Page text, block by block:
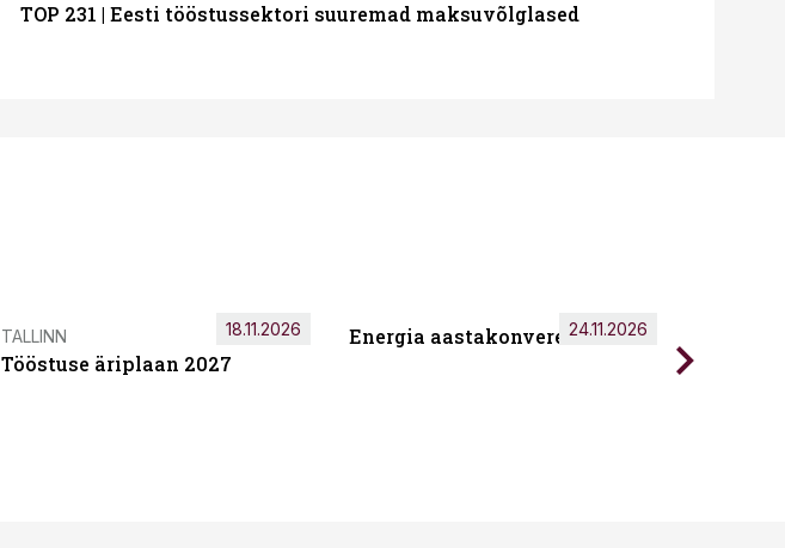
TOP 231 | Eesti tööstussektori suuremad maksuvõlglased
TALLINN
Tööstuse äriplaan 2027
18.11.2026 Energia aastakonverents 2026
24.11.2026